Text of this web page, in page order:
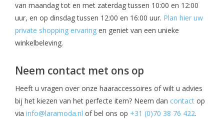
van maandag tot en met zaterdag tussen 10:00 en 12:00
uur, en op dinsdag tussen 12:00 en 16:00 uur. Plan hier uw
private shopping ervaring en geniet van een unieke
winkelbeleving.
Neem contact met ons op
Heeft u vragen over onze haaraccessoires of wilt u advies
bij het kiezen van het perfecte item? Neem dan contact op
via info@laramoda.nl of bel ons op +31 (0)70 38 76 422.